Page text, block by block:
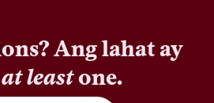
Ang lahat ay
leastone.